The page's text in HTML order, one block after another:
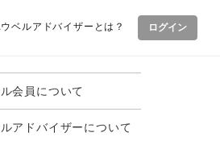
ベルアドバイザーとは？ ログイン
会員について
アドバイザーについて